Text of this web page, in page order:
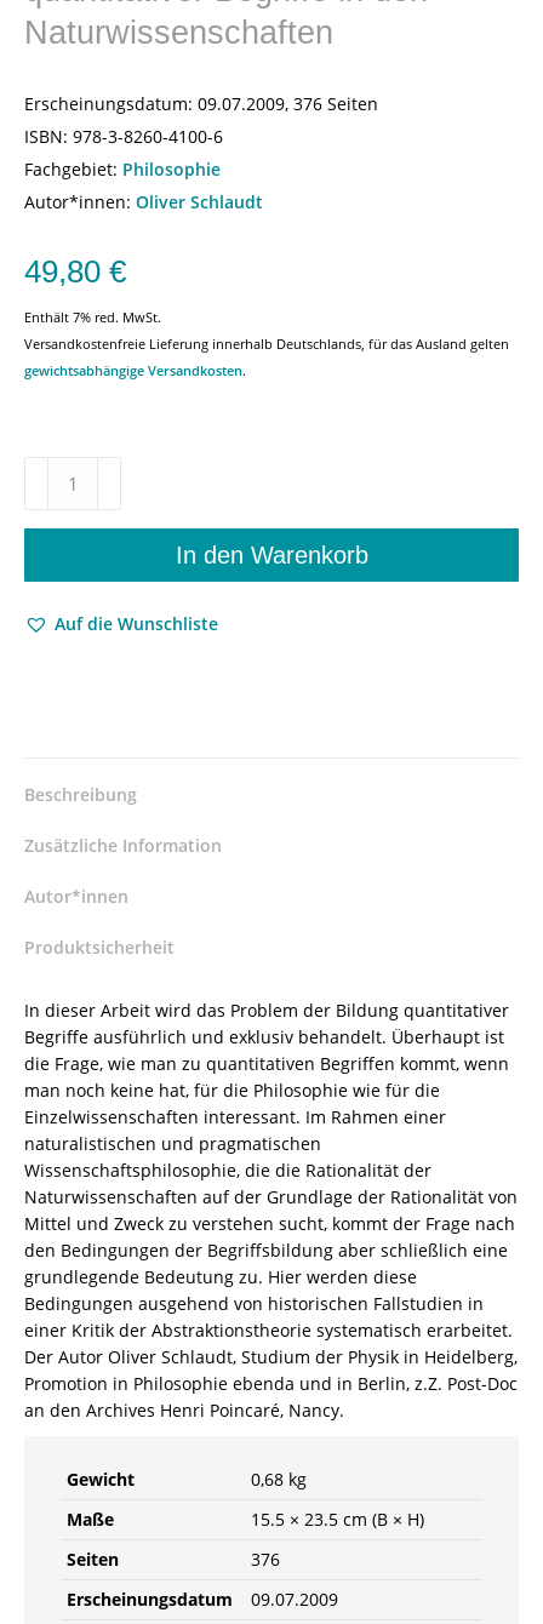
Naturwissenschaften
Erscheinungsdatum: 09.07.2009, 376 Seiten
ISBN: 978-3-8260-4100-6
Fachgebiet: Philosophie
Autor*innen: Oliver Schlaudt
49,80 €
Enthält 7% red. MwSt.
Versandkostenfreie Lieferung innerhalb Deutschlands, für das Ausland gelten
gewichtsabhängige Versandkosten.
–
kritische
Bildung
Begriffe
den
–
Schlaudt
–
ISBN
9783826041006
/
978-
3-
8260-
4100-
6
/
978-
3-
82-
604100-
6
In den Warenkorb
Auf die Wunschliste
Beschreibung
Zusätzliche Information
Autor*innen
Produktsicherheit
In dieser Arbeit wird das Problem der Bildung quantitativer
Begriffe ausführlich und exklusiv behandelt. Überhaupt ist
die Frage, wie man zu quantitativen Begriffen kommt, wenn
man noch keine hat, für die Philosophie wie für die
Einzelwissenschaften interessant. Im Rahmen einer
naturalistischen und pragmatischen
Wissenschaftsphilosophie, die die Rationalität der
Naturwissenschaften auf der Grundlage der Rationalität von
Mittel und Zweck zu verstehen sucht, kommt der Frage nach
den Bedingungen der Begriffsbildung aber schließlich eine
grundlegende Bedeutung zu. Hier werden diese
Bedingungen ausgehend von historischen Fallstudien in
einer Kritik der Abstraktionstheorie systematisch erarbeitet.
Der Autor Oliver Schlaudt, Studium der Physik in Heidelberg,
Promotion in Philosophie ebenda und in Berlin, z.Z. Post-Doc
an den Archives Henri Poincaré, Nancy.
Gewicht
0,68 kg
Maße
15.5 × 23.5 cm (B × H)
Seiten
376
Erscheinungsdatum
09.07.2009